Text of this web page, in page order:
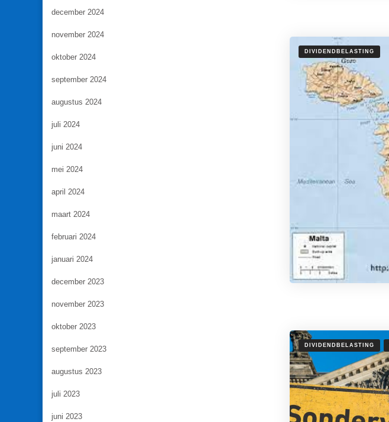
DIVIDENDBELASTING
DIVIDENDBELASTING
december 2024
november 2024
oktober 2024
september 2024
augustus 2024
juli 2024
juni 2024
mei 2024
april 2024
maart 2024
februari 2024
januari 2024
december 2023
november 2023
oktober 2023
september 2023
augustus 2023
juli 2023
juni 2023